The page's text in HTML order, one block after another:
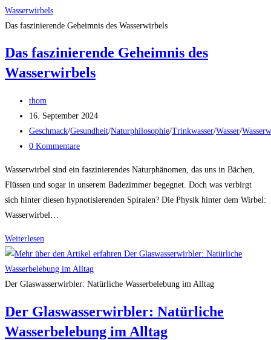
Das faszinierende Geheimnis des Wasserwirbels
Das faszinierende Geheimnis des
Wasserwirbels
Beitrags-
Autor:
thom
Beitrag
veröffentlicht:
16. September 2024
Beitrags-
Kategorie:
Geschmack/Gesundheit/Naturphilosophie/Trinkwasser/Wasser/
Beitrags-
0 Kommentare
Wasserwirbel sind ein faszinierendes Naturphänomen, das uns in Bächen,
Flüssen und sogar in unserem Badezimmer begegnet. Doch was verbirgt
sich hinter diesen hypnotisierenden Spiralen? Die Physik hinter dem Wirbel:
Wasserwirbel…
Weiterlesen
faszinierende
Geheimnis
des
Der Glaswasserwirbler: Natürliche Wasserbelebung im Alltag
Der Glaswasserwirbler: Natürliche
Wasserbelebung im Alltag